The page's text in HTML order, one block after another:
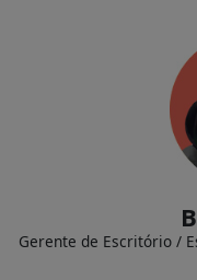
Gerente de Escritório /
Construindo e
eficiente de pedidos de